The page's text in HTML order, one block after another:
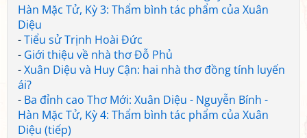
Hàn Mặc Tử, Kỳ 3: Thẩm bình tác phẩm của Xuân
Diệu
-Tiểu sử Trịnh Hoài Đức
- Giới thiệu về nhà thơ Đỗ Phủ
-Xuân Diệu và Huy Cận: hai nhà thơ đồng tính luyến
ái?
- Ba đỉnh cao Thơ Mới: Xuân Diệu - Nguyễn Bính -
Hàn Mặc Tử, Kỳ 4: Thẩm bình tác phẩm của Xuân
Diệu (tiếp)